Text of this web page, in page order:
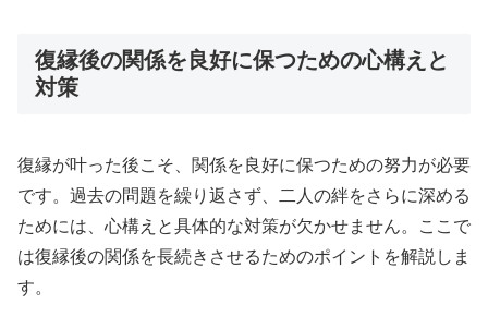
復縁後の関係を良好に保つための心構えと
対策
復縁が叶った後こそ、関係を良好に保つための努力が必要
です。過去の問題を繰り返さず、二人の絆をさらに深める
ためには、心構えと具体的な対策が欠かせません。ここで
は復縁後の関係を長続きさせるためのポイントを解説しま
す。